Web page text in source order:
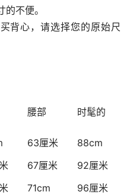
不便。
腰部 时髦的
63厘米
88cm
67厘米
92厘米
71cm
96厘米